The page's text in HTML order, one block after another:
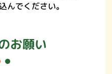
んでください。
お願い